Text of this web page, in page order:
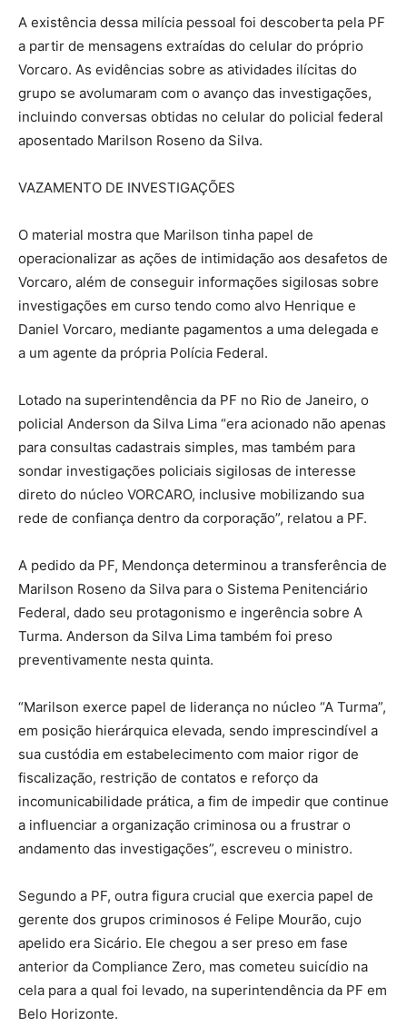
A existência dessa milícia pessoal foi descoberta pela PF
a partir de mensagens extraídas do celular do próprio
Vorcaro. As evidências sobre as atividades ilícitas do
grupo se avolumaram com o avanço das investigações,
incluindo conversas obtidas no celular do policial federal
aposentado Marilson Roseno da Silva.
VAZAMENTO DE INVESTIGAÇÕES
O material mostra que Marilson tinha papel de
operacionalizar as ações de intimidação aos desafetos de
Vorcaro, além de conseguir informações sigilosas sobre
investigações em curso tendo como alvo Henrique e
Daniel Vorcaro, mediante pagamentos a uma delegada e
a um agente da própria Polícia Federal.
Lotado na superintendência da PF no Rio de Janeiro, o
policial Anderson da Silva Lima “era acionado não apenas
para consultas cadastrais simples, mas também para
sondar investigações policiais sigilosas de interesse
direto do núcleo VORCARO, inclusive mobilizando sua
rede de confiança dentro da corporação”, relatou a PF.
A pedido da PF, Mendonça determinou a transferência de
Marilson Roseno da Silva para o Sistema Penitenciário
Federal, dado seu protagonismo e ingerência sobre A
Turma. Anderson da Silva Lima também foi preso
preventivamente nesta quinta.
“Marilson exerce papel de liderança no núcleo “A Turma”,
em posição hierárquica elevada, sendo imprescindível a
sua custódia em estabelecimento com maior rigor de
fiscalização, restrição de contatos e reforço da
incomunicabilidade prática, a fim de impedir que continue
a influenciar a organização criminosa ou a frustrar o
andamento das investigações”, escreveu o ministro.
Segundo a PF, outra figura crucial que exercia papel de
gerente dos grupos criminosos é Felipe Mourão, cujo
apelido era Sicário. Ele chegou a ser preso em fase
anterior da Compliance Zero, mas cometeu suicídio na
cela para a qual foi levado, na superintendência da PF em
Belo Horizonte.